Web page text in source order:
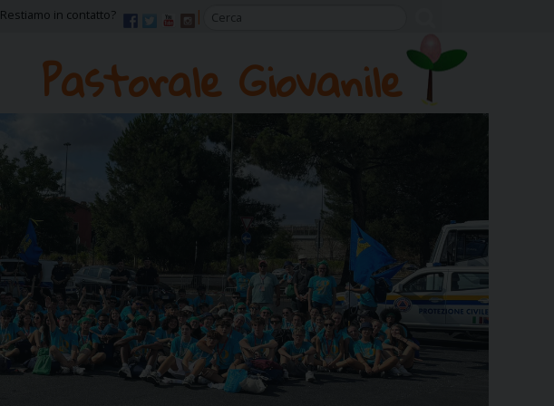
Restiamo in contatto?
Pastorale Giovanile